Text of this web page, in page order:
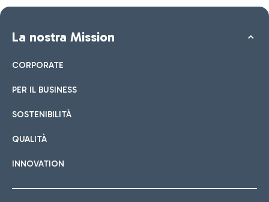
La nostra Mission
CORPORATE
PER IL BUSINESS
SOSTENIBILITÀ
QUALITÀ
INNOVATION